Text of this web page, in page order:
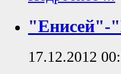
"Енисей"-
17.12.2012